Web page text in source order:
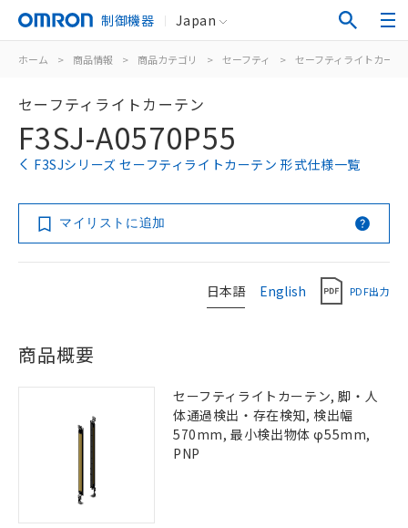
制御機器 Japan
ホーム > 商品情報 > 商品カテゴリ > セーフティ > セーフティライトカー
セーフティライトカーテン
F3SJ-A0570P55
F3SJシリーズ セーフティライトカーテン 形式仕様一覧
マイリストに追加
日本語 English PDF出力
商品概要
セーフティライトカーテン, 脚・人
体通過検出・存在検知, 検出幅
570mm, 最小検出物体 φ55mm,
PNP